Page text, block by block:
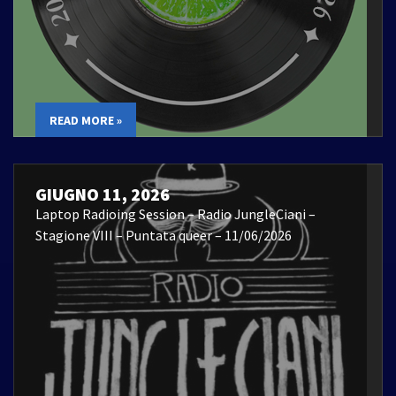
READ MORE »
GIUGNO 11, 2026
Laptop Radioing Session – Radio JungleCiani –
Stagione VIII – Puntata queer – 11/06/2026